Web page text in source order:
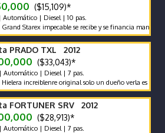
($15,109)*
| Diesel | 10 pas.
Starex impecable se recibe y se financia
PRADO TXL 2012
($33,043)*
| Diesel | 7 pas.
increiblenre original solo un dueño verla es comprarla
FORTUNER SRV 2012
($28,913)*
| Diesel | 7 pas.